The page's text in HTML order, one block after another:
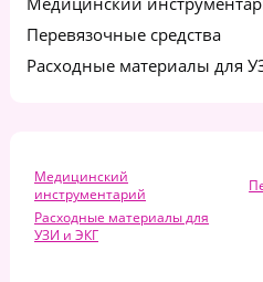
Перевязочные средства
Расходные материалы для
Медицинский
инструментарий
Расходные материалы для
УЗИ и ЭКГ